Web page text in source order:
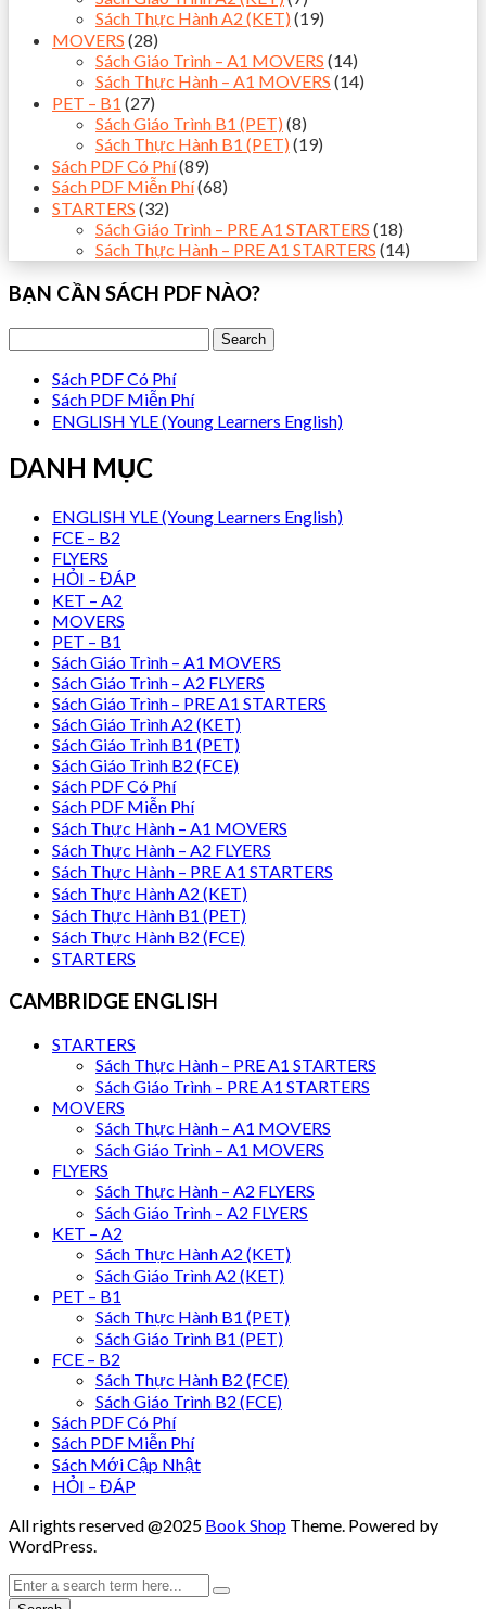
Sách Thực Hành A2 (KET) (19)
MOVERS (28)
Sách Giáo Trình – A1 MOVERS (14)
Sách Thực Hành – A1 MOVERS (14)
PET – B1 (27)
Sách Giáo Trình B1 (PET) (8)
Sách Thực Hành B1 (PET) (19)
Sách PDF Có Phí(89)
Sách PDF Miễn Phí(68)
STARTERS (32)
Sách Giáo Trình – PRE A1 STARTERS (18)
Sách Thực Hành – PRE A1 STARTERS (14)
BẠN CẦN SÁCH PDF NÀO?
Sách PDF Có Phí
Sách PDF Miễn Phí
ENGLISH YLE (Young Learners English)
DANH MỤC
ENGLISH YLE (Young Learners English)
FCE – B2
FLYERS
HỎI – ĐÁP
KET – A2
MOVERS
PET – B1
Sách Giáo Trình – A1 MOVERS
Sách Giáo Trình – A2 FLYERS
Sách Giáo Trình – PRE A1 STARTERS
Sách Giáo Trình A2 (KET)
Sách Giáo Trình B1 (PET)
Sách Giáo Trình B2 (FCE)
Sách PDF Có Phí
Sách PDF Miễn Phí
Sách Thực Hành – A1 MOVERS
Sách Thực Hành – A2 FLYERS
Sách Thực Hành – PRE A1 STARTERS
Sách Thực Hành A2 (KET)
Sách Thực Hành B1 (PET)
Sách Thực Hành B2 (FCE)
STARTERS
CAMBRIDGE ENGLISH
STARTERS
Sách Thực Hành – PRE A1 STARTERS
Sách Giáo Trình – PRE A1 STARTERS
MOVERS
Sách Thực Hành – A1 MOVERS
Sách Giáo Trình – A1 MOVERS
FLYERS
Sách Thực Hành – A2 FLYERS
Sách Giáo Trình – A2 FLYERS
KET – A2
Sách Thực Hành A2 (KET)
Sách Giáo Trình A2 (KET)
PET – B1
Sách Thực Hành B1 (PET)
Sách Giáo Trình B1 (PET)
FCE – B2
Sách Thực Hành B2 (FCE)
Sách Giáo Trình B2 (FCE)
Sách PDF Có Phí
Sách PDF Miễn Phí
Sách Mới Cập Nhật
HỎI – ĐÁP
All rights reserved @2025 Book Shop Theme. Powered by
WordPress.